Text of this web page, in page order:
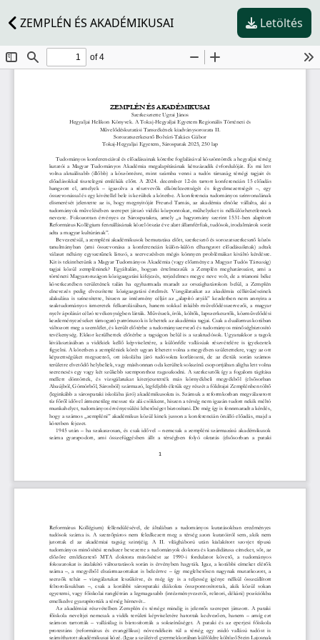
ZEMPLÉN ÉS AKADÉMIKUSAI Letöltés